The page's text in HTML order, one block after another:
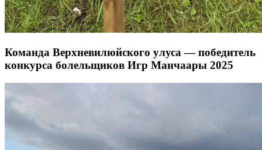
Команда Верхневилюйского улуса — победитель
конкурса болельщиков Игр Манчаары 2025